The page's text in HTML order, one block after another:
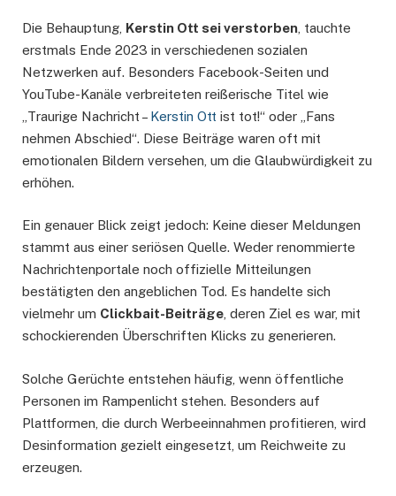
Die Behauptung, Kerstin Ott sei verstorben , tauchte
erstmals Ende 2023 in verschiedenen sozialen
Netzwerken auf. Besonders Facebook-Seiten und
YouTube-Kanäle verbreiteten reißerische Titel wie
„Traurige Nachricht – Kerstin Ott ist tot!“ oder „Fans
nehmen Abschied“. Diese Beiträge waren oft mit
emotionalen Bildern versehen, um die Glaubwürdigkeit zu
erhöhen.
Ein genauer Blick zeigt jedoch: Keine dieser Meldungen
stammt aus einer seriösen Quelle. Weder renommierte
Nachrichtenportale noch offizielle Mitteilungen
bestätigten den angeblichen Tod. Es handelte sich
vielmehr um Clickbait-Beiträge, deren Ziel es war, mit
schockierenden Überschriften Klicks zu generieren.
Solche Gerüchte entstehen häufig, wenn öffentliche
Personen im Rampenlicht stehen. Besonders auf
Plattformen, die durch Werbeeinnahmen profitieren, wird
Desinformation gezielt eingesetzt, um Reichweite zu
erzeugen.